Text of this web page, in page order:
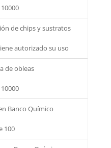
10000
de chips y sustratos
autorizado su uso
de obleas
10000
Banco Químico
100